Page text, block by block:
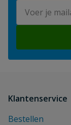
Klantenservice
Bestellen